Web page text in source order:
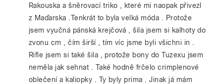
Rakouska a šněrovací triko , které mi naopak přivezl
z Maďarska .Tenkrát to byla velká móda . Protože
jsem vyučná pánská krejčová , šila jsem si kalhoty do
zvonu cm , čím širší , tím víc jsme byli všichni in .
Rifle jsem si také šila , protože bony do Tuzexu jsem
neměla jak sehnat . Také hodně frčelo crimplenové
oblečení a kaliopky . Ty byly prima . Jinak já mám